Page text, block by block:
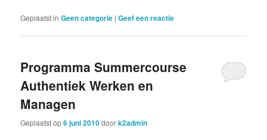
Geplaatst in Geen categorie |Geef een reactie
Programma Summercourse
Authentiek Werken en
Managen
Geplaatst op6 juni 2010doork2admin